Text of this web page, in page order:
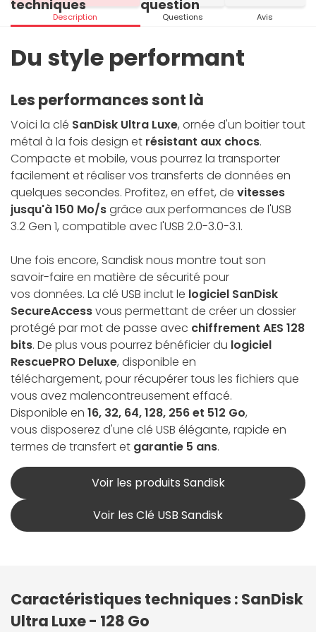
techniques
Description
question
Questions Avis
Du style performant
Les performances sont là
Voici la clé SanDisk Ultra Luxe, ornée d'un boitier tout
métal à la fois design et résistant aux chocs.
Compacte et mobile, vous pourrez la transporter
facilement et réaliser vos transferts de données en
quelques secondes. Profitez, en effet, de vitesses
jusqu'à 150 Mo/sgrâce aux performances de l'USB
3.2 Gen 1, compatible avec l'USB 2.0-3.0-3.1.
Une fois encore, Sandisk nous montre tout son
savoir-faire en matière de sécurité pour
vos données. La clé USB inclut le logiciel SanDisk
SecureAccessvous permettant de créer un dossier
protégé par mot de passe avec chiffrement AES 128
bits. De plus vous pourrez bénéficier du logiciel
RescuePRO Deluxe, disponible en
téléchargement, pour récupérer tous les fichiers que
vous avez malencontreusement effacé.
Disponible en 16, 32, 64, 128, 256 et 512 Go,
vous disposerez d'une clé USB élégante, rapide en
termes de transfert et garantie 5 ans.
Voir les produits Sandisk
Voir les Clé USB Sandisk
Caractéristiques techniques : SanDisk
Ultra Luxe - 128 Go